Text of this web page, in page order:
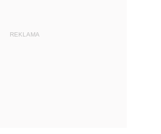
REKLAMA